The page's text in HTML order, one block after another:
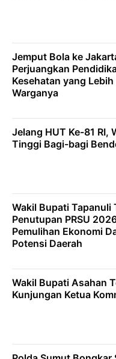
Jemput Bola ke
Perjuangkan
Kesehatan yang
Warganya
Jelang HUT Ke-81 RI,
Tinggi Bagi-bagi
Wakil Bupati Tapanuli
Penutupan PRSU
Pemulihan Ekonomi
Potensi Daerah
Wakil Bupati Asahan
Kunjungan Ketua